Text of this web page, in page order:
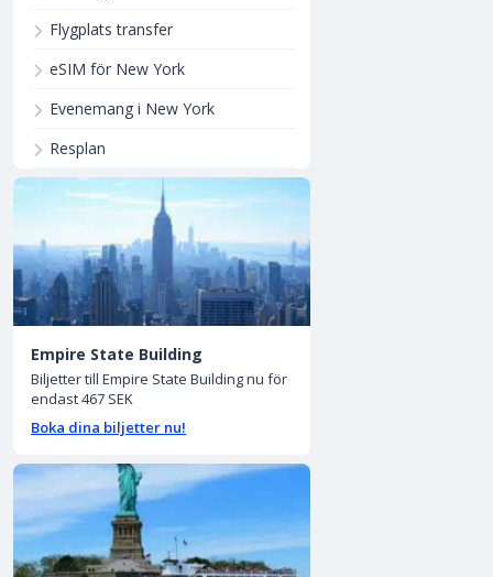
Flygplats transfer
eSIM för New York
Evenemang i New York
Resplan
Empire State Building
Biljetter till Empire State Building nu för
endast 467 SEK
Boka dina biljetter nu!